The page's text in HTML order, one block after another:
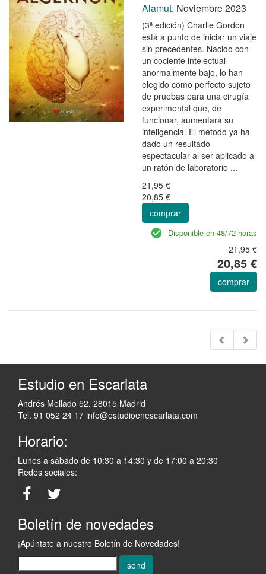
Alamut. Noviembre 2023
(3ª edición) Charlie Gordon
está a punto de iniciar un viaje
sin precedentes. Nacido con
un cociente intelectual
anormalmente bajo, lo han
elegido como perfecto sujeto
de pruebas para una cirugía
experimental que, de
funcionar, aumentará su
inteligencia. El método ya ha
dado un resultado
espectacular al ser aplicado a
un ratón de laboratorio ...
21,95 €
20,85 €
comprar
Disponible en 48/72 horas
21,95 €
20,85 €
comprar
Estudio en Escarlata
Andrés Mellado 52. 28015 Madrid
Tel. 91 052 24 17 info@estudioenescarlata.com
Horario:
Lunes a sábado de 10:30 a 14:30 y de 17:00 a 20:30
Redes sociales:
Boletín de novedades
¡Apúntate a nuestro Boletín de Novedades!
send